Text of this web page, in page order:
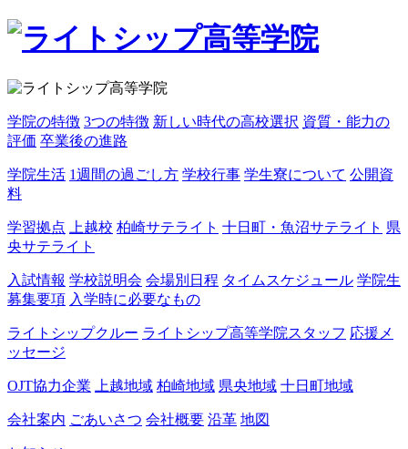
学院の特徴 3つの特徴 新しい時代の高校選択 資質・能力の
評価 卒業後の進路
学院生活 1週間の過ごし方 学校行事 学生寮について 公開資
料
学習拠点 上越校 柏崎サテライト 十日町・魚沼サテライト 県
央サテライト
入試情報 学校説明会 会場別日程 タイムスケジュール 学院生
募集要項 入学時に必要なもの
ライトシップクルー ライトシップ高等学院スタッフ 応援メ
ッセージ
OJT協力企業 上越地域 柏崎地域 県央地域 十日町地域
会社案内 ごあいさつ 会社概要 沿革 地図